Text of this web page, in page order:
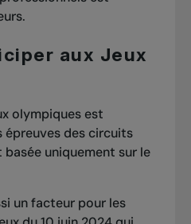
aux Jeux
olympiques est
des circuits
uniquement sur le
un facteur pour les